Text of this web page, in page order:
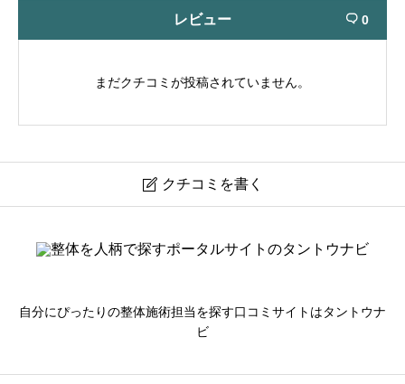
レビュー  0
まだクチコミが投稿されていません。
 クチコミを書く
※本名や誤解される名前はご遠慮ください。
自分にぴったりの整体施術担当を探す口コミサイトはタントウナ
ビ